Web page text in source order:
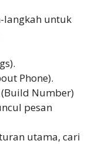
langkah untuk
Phone).
(Build Number)
pesan
utama, cari